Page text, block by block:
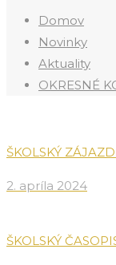
Domov
Novinky
Aktuality
OKRESNÉ
ŠKOLSKÝ
2. apríla 2024
ŠKOLSKÝ